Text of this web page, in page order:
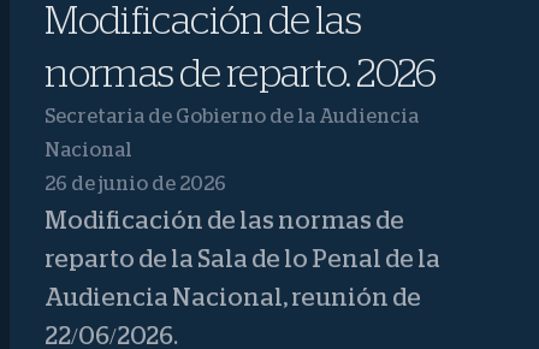
Modificación de las
normas de reparto. 2026
Secretaria de Gobierno de la Audiencia
Nacional
26 de junio de 2026
Modificación de las normas de
reparto de la Sala de lo Penal de la
Audiencia Nacional, reunión de
22/06/2026.